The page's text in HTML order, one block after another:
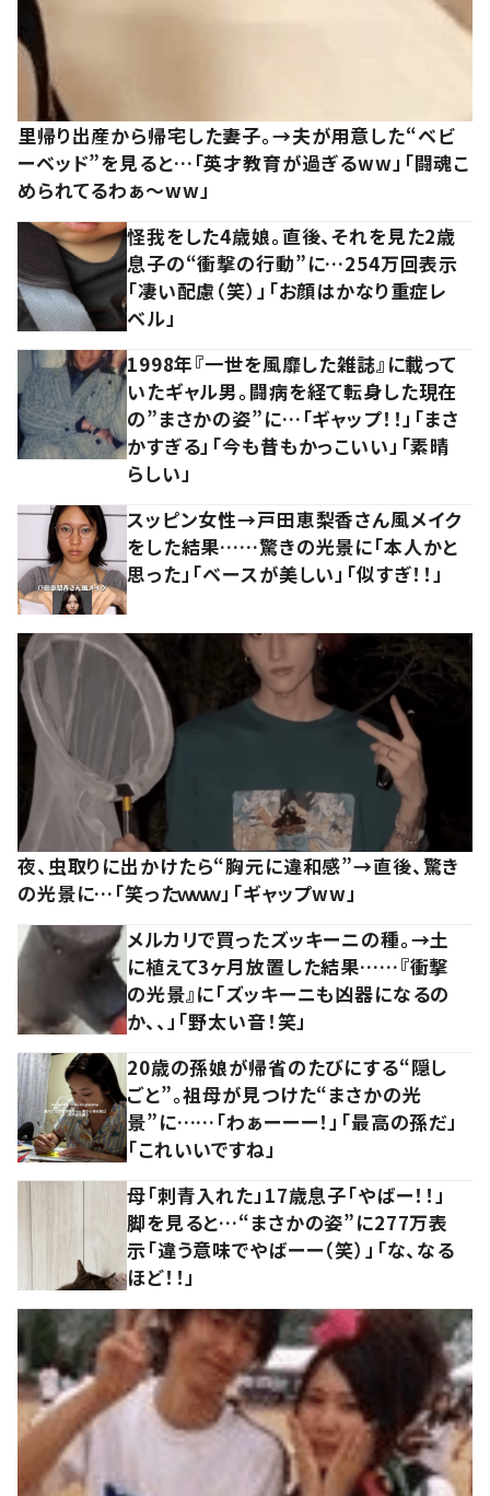
里帰り出産から帰宅した妻子。→夫が用意した“ベビ
ーベッド”を見ると…「英才教育が過ぎるww」「闘魂こ
められてるわぁ～ww」
怪我をした4歳娘。直後、それを見た2歳
息子の“衝撃の行動”に…254万回表示
「凄い配慮（笑）」「お顔はかなり重症レ
ベル」
1998年『一世を風靡した雑誌』に載って
いたギャル男。闘病を経て転身した現在
の”まさかの姿”に…「ギャップ！！」「まさ
かすぎる」「今も昔もかっこいい」「素晴
らしい」
スッピン女性→戸田恵梨香さん風メイク
をした結果……驚きの光景に「本人かと
思った」「ベースが美しい」「似すぎ！！」
夜、虫取りに出かけたら“胸元に違和感”→直後、驚き
の光景に…「笑ったｗｗｗ」「ギャップww」
メルカリで買ったズッキーニの種。→土
に植えて3ヶ月放置した結果……『衝撃
の光景』に「ズッキーニも凶器になるの
か、、」「野太い音！笑」
20歳の孫娘が帰省のたびにする“隠し
ごと”。祖母が見つけた“まさかの光
景”に……「わぁーーー！」「最高の孫だ」
「これいいですね」
母「刺青入れた」17歳息子「やばー！！」
脚を見ると…“まさかの姿”に277万表
示「違う意味でやばーー（笑）」「な、なる
ほど！！」